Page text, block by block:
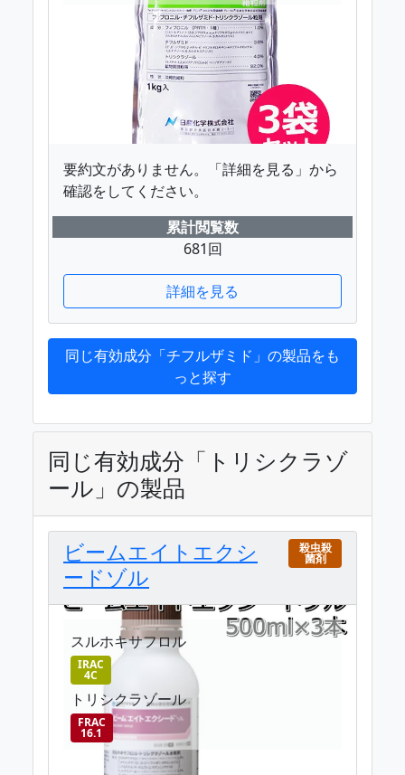
要約文がありません。「詳細を見る」から
確認をしてください。
累計閲覧数
681回
詳細を見る
同じ有効成分「チフルザミド」の製品をも
っと探す
同じ有効成分「トリシクラゾ
ール」の製品
ビームエイトエクシ
ードゾル
殺虫殺
菌剤
スルホキサフロル
IRAC
4C
トリシクラゾール
FRAC
16.1